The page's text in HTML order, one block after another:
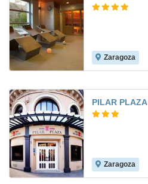
Zaragoza
PILAR PLAZA
Zaragoza